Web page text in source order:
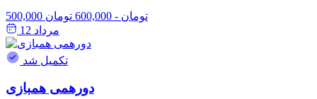
500,000 تومان - 600,000 تومان
مرداد 12
تکمیل شد
دورهمی همبازی